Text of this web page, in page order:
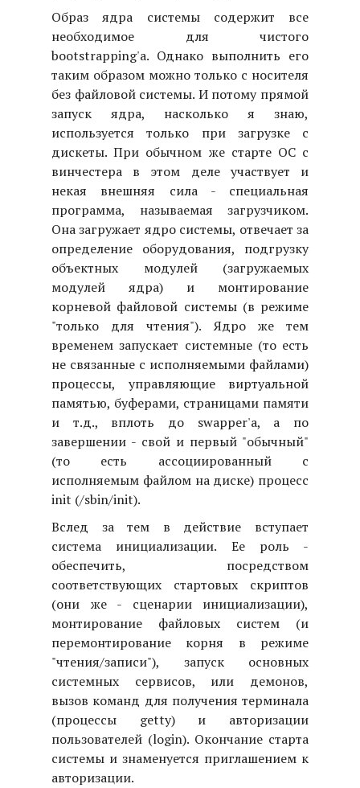
Образ ядра системы содержит все
необходимое для чистого
bootstrapping'а. Однако выполнить его
таким образом можно только с носителя
без файловой системы. И потому прямой
запуск ядра, насколько я знаю,
используется только при загрузке с
дискеты. При обычном же старте ОС с
винчестера в этом деле участвует и
некая внешняя сила - специальная
программа, называемая загрузчиком.
Она загружает ядро системы, отвечает за
определение оборудования, подгрузку
объектных модулей (загружаемых
модулей ядра) и монтирование
корневой файловой системы (в режиме
"только для чтения"). Ядро же тем
временем запускает системные (то есть
не связанные с исполняемыми файлами)
процессы, управляющие виртуальной
памятью, буферами, страницами памяти
и т.д., вплоть до swapper'а, а по
завершении - свой и первый "обычный"
(то есть ассоциированный с
исполняемым файлом на диске) процесс
init (/sbin/init).
Вслед за тем в действие вступает
система инициализации. Ее роль -
обеспечить, посредством
соответствующих стартовых скриптов
(они же - сценарии инициализации),
монтирование файловых систем (и
перемонтирование корня в режиме
"чтения/записи"), запуск основных
системных сервисов, или демонов,
вызов команд для получения терминала
(процессы getty) и авторизации
пользователей (login). Окончание старта
системы и знаменуется приглашением к
авторизации.